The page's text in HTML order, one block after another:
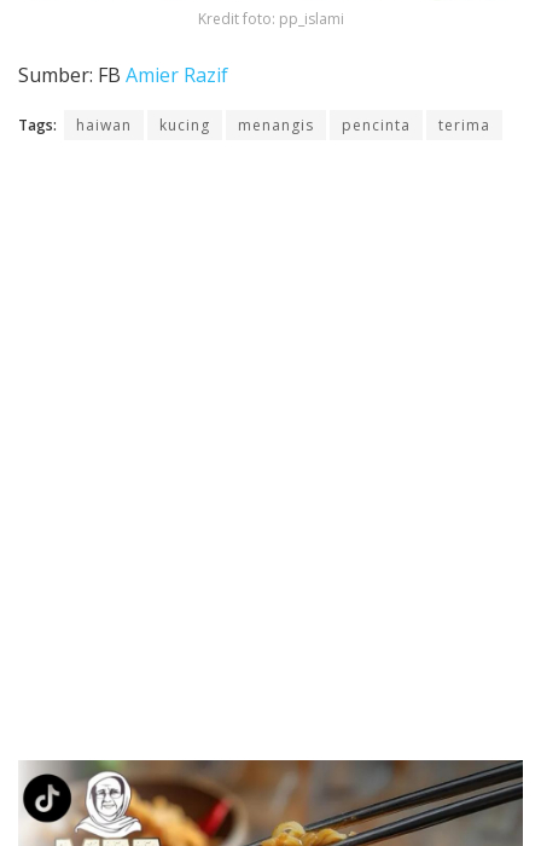
Kredit foto: pp_islami
Sumber: FB Amier Razif
Tags: haiwan kucing menangis pencinta terima